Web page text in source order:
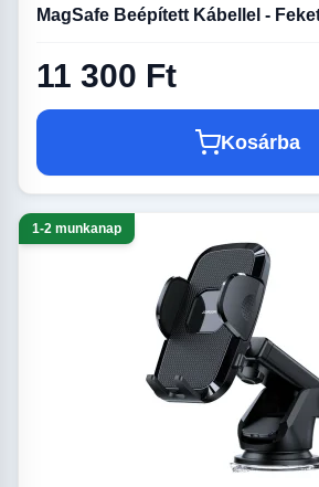
MagSafe Beépített Kábellel -
11 300 Ft
Kosárba
1-2 munkanap